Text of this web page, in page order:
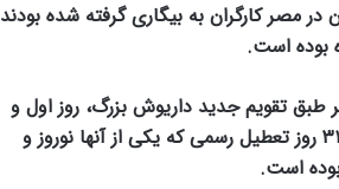
مصر کارگران به بیگاری گرفته شده بودند
بوده است.
شد.بر طبق تقویم جدید داریوش بزرگ، روز اول و
پانزدهم هر ماه تعطیل بود و در طول سال دارای ۵ عید مذهبی و ۳۱ روز تعطیل رسمی که یکی از آنها نوروز و
است.